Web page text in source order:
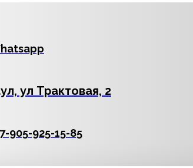
ул Трактовая, 2
905-925-15-85